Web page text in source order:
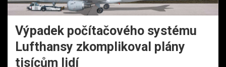
Výpadek počítačového systému
Lufthansy zkomplikoval plány
tisícům lidí